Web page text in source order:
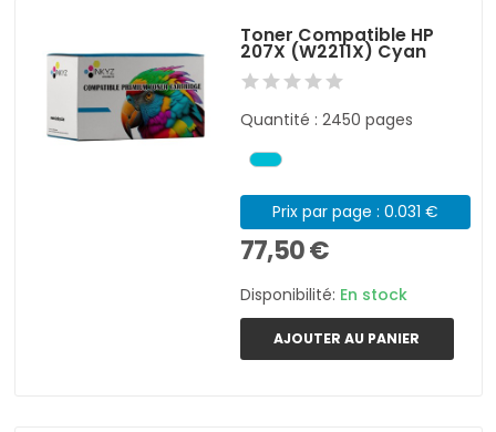
Toner Compatible HP
207X (W2211X) Cyan
Quantité : 2450 pages
Prix par page : 0.031 €
77,50 €
Disponibilité: En stock
AJOUTER AU PANIER